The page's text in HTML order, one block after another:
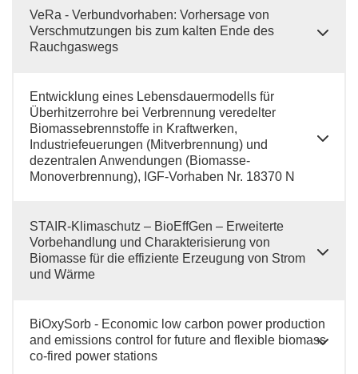
VeRa - Verbundvorhaben: Vorhersage von
Verschmutzungen bis zum kalten Ende des
Rauchgaswegs
Entwicklung eines Lebensdauermodells für
Überhitzerrohre bei Verbrennung veredelter
Biomassebrennstoffe in Kraftwerken,
Industriefeuerungen (Mitverbrennung) und
dezentralen Anwendungen (Biomasse-
Monoverbrennung), IGF-Vorhaben Nr. 18370 N
STAIR-Klimaschutz – BioEffGen – Erweiterte
Vorbehandlung und Charakterisierung von
Biomasse für die effiziente Erzeugung von Strom
und Wärme
BiOxySorb - Economic low carbon power production
and emissions control for future and flexible biomass
co-fired power stations